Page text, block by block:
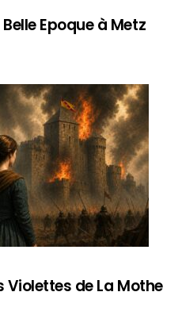
Epoque à Metz
Violettes de La Mothe